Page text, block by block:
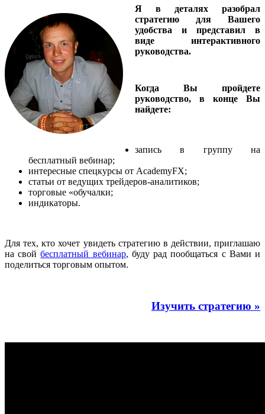
Я в деталях разобрал
стратегию для Вашего
удобства и представил в
виде интерактивного
руководства.
Когда Вы пройдете
руководство, в конце Вы
найдете:
запись в группу на
бесплатный вебинар;
интересные спецкурсы от AcademyFX;
статьи от ведущих трейдеров-аналитиков;
торговые «обучалки;
индикаторы.
Для тех, кто хочет увидеть стратегию в действии, приглашаю
на свойбесплатный вебинар, буду рад пообщаться с Вами и
поделиться торговым опытом.
Изучить стратегию »